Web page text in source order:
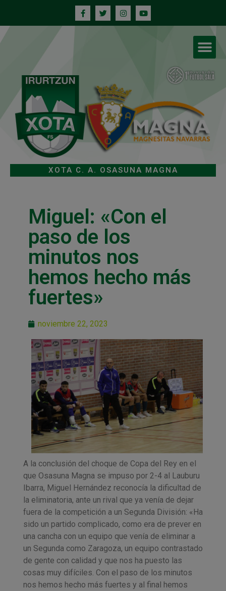
XOTA C. A. OSASUNA MAGNA
Miguel: «Con el
paso de los
minutos nos
hemos hecho más
fuertes»
noviembre 22, 2023
A la conclusión del choque de Copa del Rey en el
que Osasuna Magna se impuso por 2-4 al Lauburu
Ibarra, Miguel Hernández reconocía la dificultad de
la eliminatoria, ante un rival que ya venía de dejar
fuera de la competición a un Segunda División: «Ha
sido un partido complicado, como era de prever en
una cancha con un equipo que venía de eliminar a
un Segunda como Zaragoza, un equipo contrastado
de gente con calidad y que nos ha puesto las
cosas muy difíciles. Con el paso de los minutos
nos hemos hecho más fuertes y al final hemos